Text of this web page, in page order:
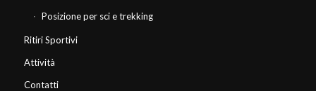
Posizione per sci e trekking
Ritiri Sportivi
Attività
Contatti